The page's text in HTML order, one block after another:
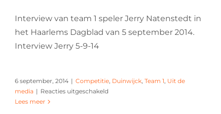
Interview van team 1 speler Jerry Natenstedt in
het Haarlems Dagblad van 5 september 2014.
Interview Jerry 5-9-14
6 september, 2014 | Competitie, Duinwijck, Team 1, Uit de
media | Reacties uitgeschakeld
Lees meer